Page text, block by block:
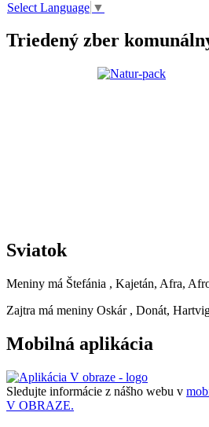
Select Language ▼
Triedený zber
Sviatok
Meniny má Štefánia , Kajetán, Afra,
Zajtra má meniny Oskár , Donát,
Mobilná aplikácia
Sledujte informácie z nášho webu v
V OBRAZE.